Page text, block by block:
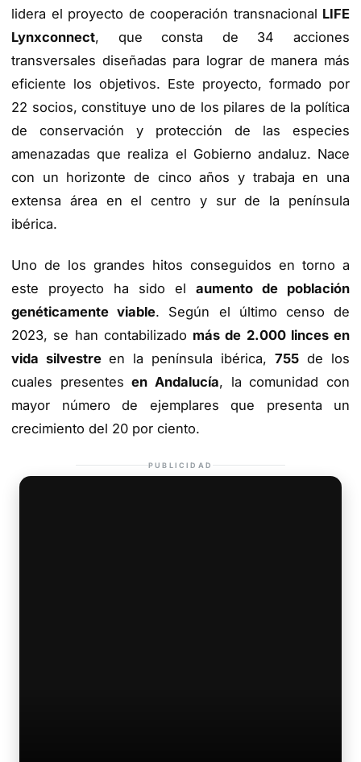
lidera el proyecto de cooperación transnacional LIFE
Lynxconnect, que consta de 34 acciones
transversales diseñadas para lograr de manera más
eficiente los objetivos. Este proyecto, formado por
22 socios, constituye uno de los pilares de la política
de conservación y protección de las especies
amenazadas que realiza el Gobierno andaluz. Nace
con un horizonte de cinco años y trabaja en una
extensa área en el centro y sur de la península
ibérica.
Uno de los grandes hitos conseguidos en torno a
este proyecto ha sido el aumento de población
genéticamente viable. Según el último censo de
2023, se han contabilizado más de 2.000 linces en
vida silvestre en la península ibérica, 755 de los
cuales presentesen Andalucía, la comunidad con
mayor número de ejemplares que presenta un
crecimiento del 20 por ciento.
PUBLICIDAD